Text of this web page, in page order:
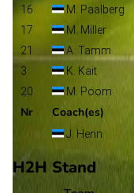
16
M. Paalberg
17
M. Miller
21
A. Tamm
3
K. Kait
20
M. Poom
Nr Coach(es)
J. Henn
H2H Stand